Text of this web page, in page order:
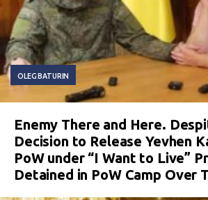
OLEG BATURIN
Enemy There and Here.
Decision to Release Yevhen
PoW under “I Want to Live”
Detained in PoW Camp Over